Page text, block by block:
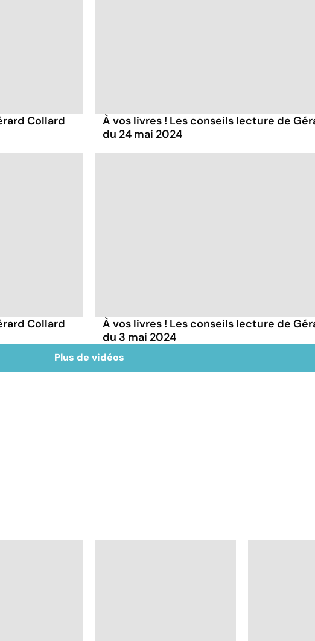
Collard
À vos livres ! Les conseils lecture de
du 24 mai 2024
Collard
À vos livres ! Les conseils lecture de
du 3 mai 2024
Plus de vidéos